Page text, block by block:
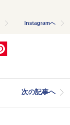
Instagramへ
次の記事へ